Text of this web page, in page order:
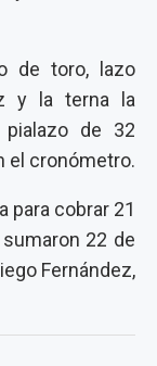
de toro, lazo
y la terna la
de 32
el cronómetro.
para cobrar 21
22 de
Fernández,